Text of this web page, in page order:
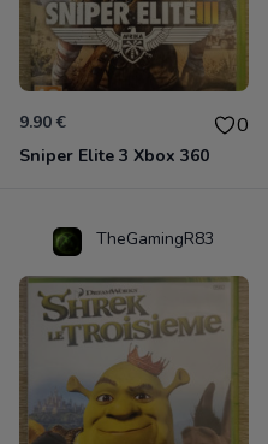
9.90 € 0
Sniper Elite 3 Xbox 360
TheGamingR83